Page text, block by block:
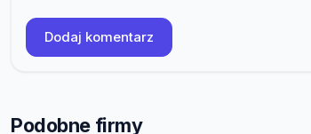
Dodaj komentarz
Podobne firmy